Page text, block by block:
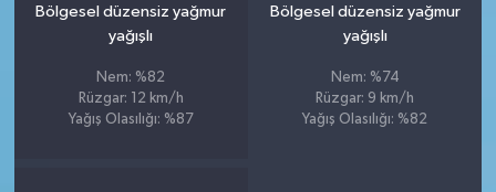
Bölgesel düzensiz yağmur
yağışlı
Nem: %82
Rüzgar: 12 km/h
Yağış Olasılığı: %87
Bölgesel düzensiz yağmur
yağışlı
Nem: %74
Rüzgar: 9 km/h
Yağış Olasılığı: %82